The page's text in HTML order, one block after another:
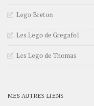
Lego Breton
Les Lego de Gregafol
Les Lego de Thomas
MES AUTRES LIENS